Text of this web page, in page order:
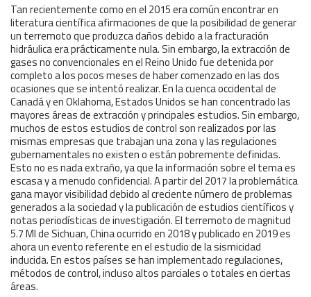
Tan recientemente como en el 2015 era común encontrar en
literatura científica afirmaciones de que la posibilidad de generar
un terremoto que produzca daños debido a la fracturación
hidráulica era prácticamente nula. Sin embargo, la extracción de
gases no convencionales en el Reino Unido fue detenida por
completo a los pocos meses de haber comenzado en las dos
ocasiones que se intentó realizar. En la cuenca occidental de
Canadá y en Oklahoma, Estados Unidos se han concentrado las
mayores áreas de extracción y principales estudios. Sin embargo,
muchos de estos estudios de control son realizados por las
mismas empresas que trabajan una zona y las regulaciones
gubernamentales no existen o están pobremente definidas.
Esto no es nada extraño, ya que la información sobre el tema es
escasa y a menudo confidencial. A partir del 2017 la problemática
gana mayor visibilidad debido al creciente número de problemas
generados a la sociedad y la publicación de estudios científicos y
notas periodísticas de investigación. El terremoto de magnitud
5.7 Ml de Sichuan, China ocurrido en 2018 y publicado en 2019 es
ahora un evento referente en el estudio de la sismicidad
inducida. En estos países se han implementado regulaciones,
métodos de control, incluso altos parciales o totales en ciertas
áreas.